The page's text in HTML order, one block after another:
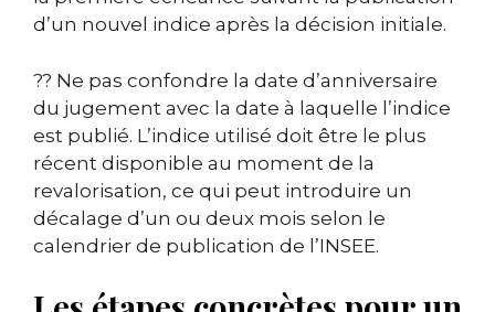
d’un nouvel indice après la décision initiale.
?? Ne pas confondre la date d’anniversaire
du jugement avec la date à laquelle l’indice
est publié. L’indice utilisé doit être le plus
récent disponible au moment de la
revalorisation, ce qui peut introduire un
décalage d’un ou deux mois selon le
calendrier de publication de l’INSEE.